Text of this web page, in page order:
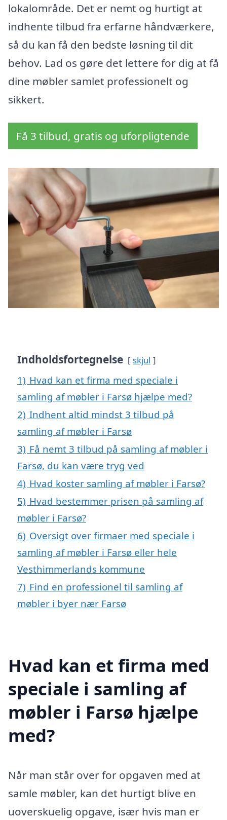
lokalområde. Det er nemt og hurtigt at
indhente tilbud fra erfarne håndværkere,
så du kan få den bedste løsning til dit
behov. Lad os gøre det lettere for dig at få
dine møbler samlet professionelt og
sikkert.
Få 3 tilbud, gratis og uforpligtende
Indholdsfortegnelse skjul
1) Hvad kan et firma med speciale i
samling af møbler i Farsø hjælpe med?
2) Indhent altid mindst 3 tilbud på
samling af møbler i Farsø
3) Få nemt 3 tilbud på samling af møbler i
Farsø, du kan være tryg ved
4) Hvad koster samling af møbler i Farsø?
5) Hvad bestemmer prisen på samling af
møbler i Farsø?
6) Oversigt over firmaer med speciale i
samling af møbler i Farsø eller hele
Vesthimmerlands kommune
7) Find en professionel til samling af
møbler i byer nær Farsø
Hvad kan et firma med
speciale i samling af
møbler i Farsø hjælpe
med?
Når man står over for opgaven med at
samle møbler, kan det hurtigt blive en
uoverskuelig opgave, især hvis man er